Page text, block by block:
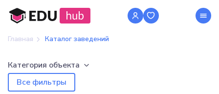
Главная Каталог заведений
Категория объекта
Все фильтры